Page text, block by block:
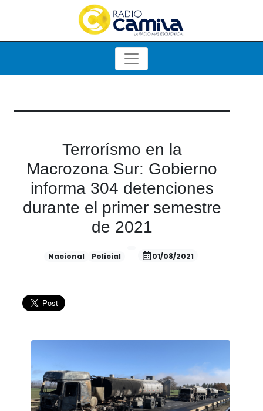
Terrorísmo en la
Macrozona Sur: Gobierno
informa 304 detenciones
durante el primer semestre
de 2021
Nacional Policial 01/08/2021